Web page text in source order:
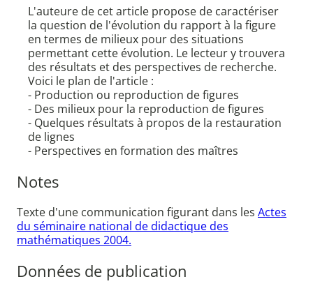
L'auteure de cet article propose de caractériser
la question de l'évolution du rapport à la figure
en termes de milieux pour des situations
permettant cette évolution. Le lecteur y trouvera
des résultats et des perspectives de recherche.
Voici le plan de l'article :
- Production ou reproduction de figures
- Des milieux pour la reproduction de figures
- Quelques résultats à propos de la restauration
de lignes
- Perspectives en formation des maîtres
Notes
Texte d'une communication figurant dans les Actes
du séminaire national de didactique des
mathématiques 2004.
Données de publication